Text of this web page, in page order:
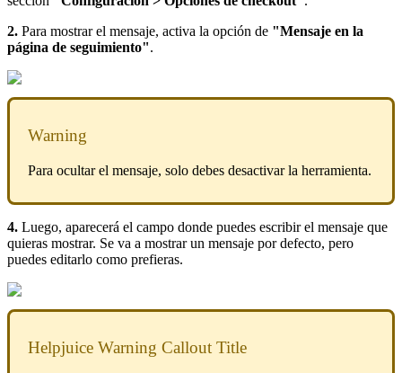
2. Para mostrar el mensaje, activa la opción de "Mensaje en la
página de seguimiento".
Warning
Para ocultar el mensaje, solo debes desactivar la herramienta.
4. Luego, aparecerá el campo donde puedes escribir el mensaje que
quieras mostrar. Se va a mostrar un mensaje por defecto, pero
puedes editarlo como prefieras.
Helpjuice Warning Callout Title